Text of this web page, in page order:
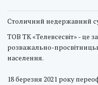
Столичний недержавний
ТОВ ТК «Телевсесвіт» - це
розважально-
населення.
18 березня 2021 року